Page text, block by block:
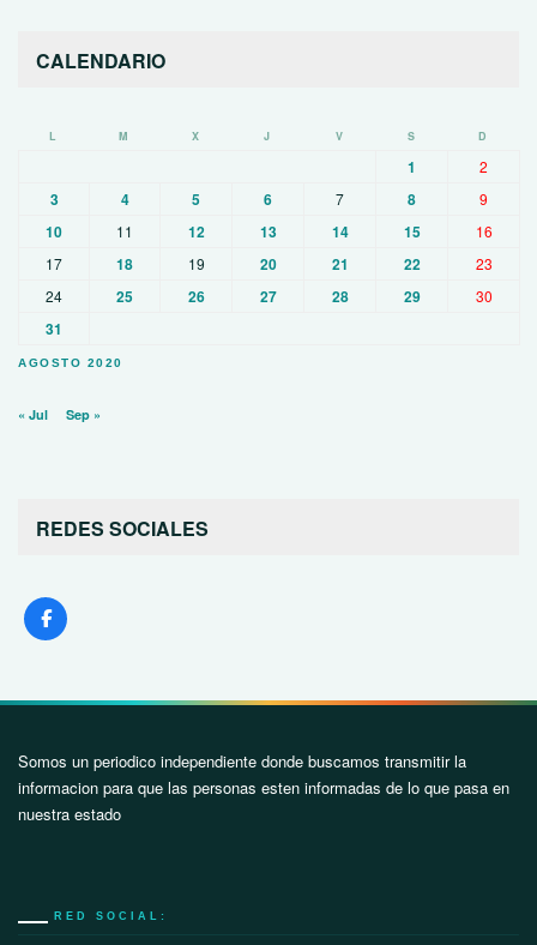
CALENDARIO
AGOSTO 2020
L M X J V S D
1 2
3 4 5 6 7 8 9
10 11 12 13 14 15
16
17
18 19 20 21 22
23
24
25 26 27 28 29 30
31
« Jul Sep »
REDES SOCIALES
Somos un periodico independiente donde buscamos transmitir la
informacion para que las personas esten informadas de lo que pasa en
nuestra estado
RED SOCIAL: